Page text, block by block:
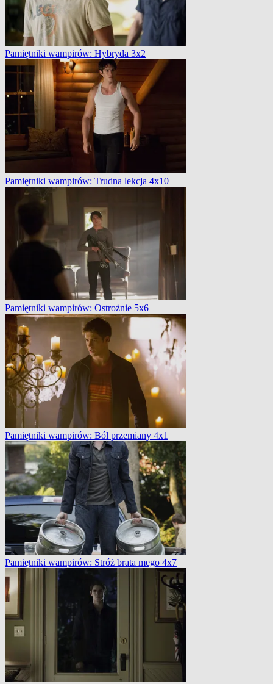
Pamiętniki wampirów: Hybryda 3x2
Pamiętniki wampirów: Trudna lekcja 4x10
Pamiętniki wampirów: Ostrożnie 5x6
Pamiętniki wampirów: Ból przemiany 4x1
Pamiętniki wampirów: Stróż brata mego 4x7